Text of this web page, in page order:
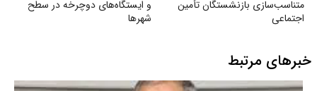
متناسب‌سازی بازنشستگان تأمین
اجتماعی
و ایستگاه‌های دوچرخه در سطح
شهرها
خبرهای مرتبط